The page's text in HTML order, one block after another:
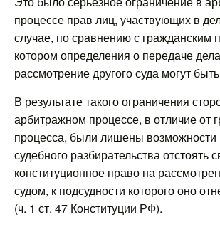
процессе прав лиц, участвующих в
случае, по сравнению с гражданским
котором определения о передаче
рассмотрение другого суда могут
В результате такого ограничения
арбитражном процессе, в отличие от
процесса, были лишены возможности
судебного разбирательства отстоять
конституционное право на
судом, к подсудности которого оно
(ч. 1 ст. 47 Конституции РФ).